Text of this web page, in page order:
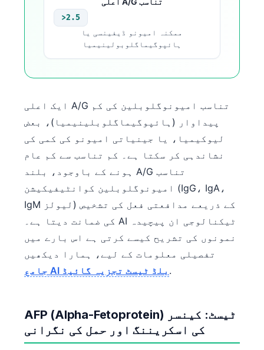
>2.5
ممکنہ امیونو ڈیفینسی یا
ہائپوگیماگلوبولینیمیا
ایک اعلی A/G تناسب امیونوگلوبلین کی کم
پیداوار (ہائپوگیماگلوبلینیمیا)، بعض
لیوکیمیا، یا جینیاتی امیونو کی کمی کی
نشاندہی کر سکتا ہے۔ کم تناسب سے کم عام
ہونے کے باوجود، بلند A/G تناسب
امیونوگلوبلین کوانٹیفیکیشن (IgG، IgA،
IgM لیولز) کے ذریعے مدافعتی فعل کی تشخیص
کی ضمانت دیتا ہے۔ AI ٹیکنالوجی ان پیچیدہ
نمونوں کی تشریح کیسے کرتی ہے اس بارے میں
تفصیلی معلومات کے لیے، ہمارا دیکھیں
جامع AI بلڈ ٹیسٹ تجزیہ گائیڈ .
AFP (Alpha-Fetoprotein) ٹیسٹ: کینسر
کی اسکریننگ اور حمل کی نگرانی
Русский
Lietuvių kalba
Slovenščina
Shqip
বাংলা
मराठी
ગુજરાતી
ಕನ್ನಡ
ไทย